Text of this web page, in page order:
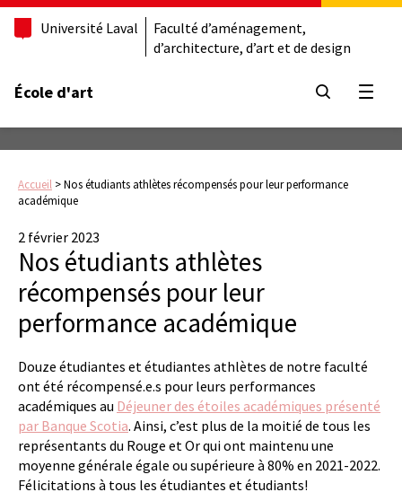
Université Laval
Faculté d’aménagement,
d’architecture, d’art et de design
École d'art
Accueil >Nos étudiants athlètes récompensés pour leur performance
académique
2 février 2023
Nos étudiants athlètes
récompensés pour leur
performance académique
Douze étudiantes et étudiantes athlètes de notre faculté
ont été récompensé.e.s pour leurs performances
académiques au Déjeuner des étoiles académiques présenté
par Banque Scotia. Ainsi, c’est plus de la moitié de tous les
représentants du Rouge et Or qui ont maintenu une
moyenne générale égale ou supérieure à 80% en 2021-2022.
Félicitations à tous les étudiantes et étudiants!